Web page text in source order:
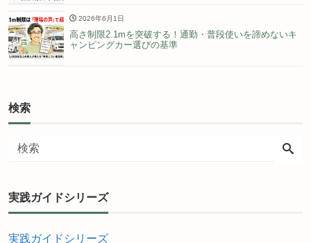
2026年6月1日
高さ制限2.1mを突破する！通勤・普段使いを諦めないキ
ャンピングカー選びの基準
検索
実践ガイドシリーズ
実践ガイドシリーズ